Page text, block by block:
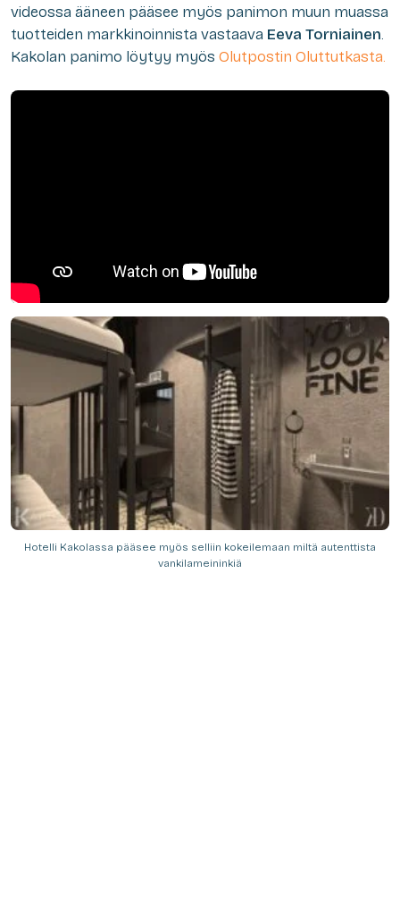
videossa ääneen pääsee myös panimon muun muassa
tuotteiden markkinoinnista vastaava Eeva Torniainen.
Kakolan panimo löytyy myös Olutpostin Oluttutkasta.
Hotelli Kakolassa pääsee myös selliin kokeilemaan miltä autenttista
vankilameininkiä